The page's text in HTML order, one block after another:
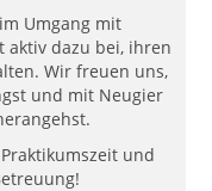
Umgang mit
aktiv dazu bei, ihren
Wir freuen uns,
und mit Neugier
und